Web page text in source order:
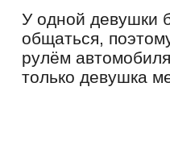
У одной девушки
общаться,
рулём
только девушка